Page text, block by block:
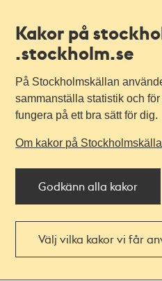
Kakor på
.stockholm.se
På Stockholmskällan
sammanställa statistik och
fungera på ett bra sätt för dig.
Om kakor på
Godkänn alla kakor
Välj vilka kakor vi får